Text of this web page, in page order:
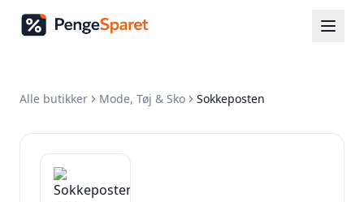
Alle butikker Mode, Tøj & Sko Sokkeposten